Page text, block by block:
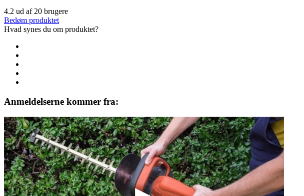
4.2 ud af 20 brugere
Bedøm produktet
Hvad synes du om produktet?
Anmeldelserne kommer fra: